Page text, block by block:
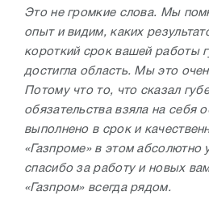
Это не громкие слова. Мы
опыт и видим, каких
короткий срок вашей работы
достигла область. Мы это
Потому что то, что сказал
обязательства взяла на себя
выполнено в срок и
«Газпроме» в этом абсолютно
спасибо за работу и новых
«Газпром» всегда рядом.